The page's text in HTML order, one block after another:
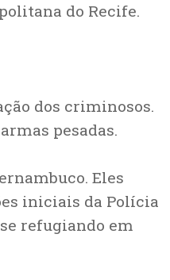
do Recife.
dos criminosos.
pesadas.
Eles
iniciais da Polícia
refugiando em